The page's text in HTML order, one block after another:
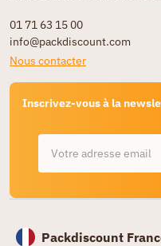
01 71 63 15 00
info@packdiscount.com
Nous contacter
Inscrivez-vous à la
Packdiscount